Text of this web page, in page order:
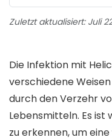
Zuletzt aktualisiert: Juli
Die Infektion mit
verschiedene
durch den Verzehr
Lebensmitteln. Es ist
zu erkennen, um